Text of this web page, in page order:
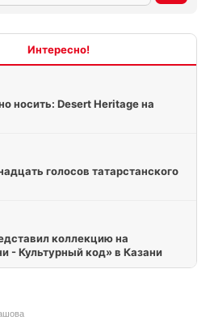
носить: Desert Heritage на
голосов татарстанского
коллекцию на
- Культурный код» в Казани